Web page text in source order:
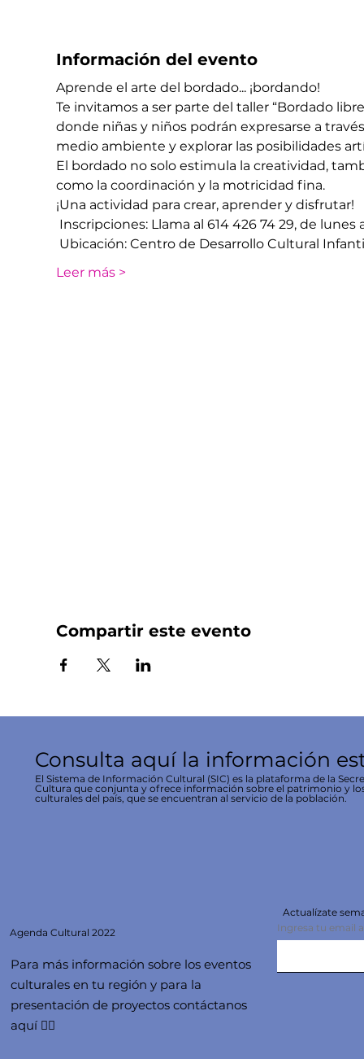
Información del evento
Aprende el arte del bordado... ¡bordando!
Te invitamos a ser parte del taller “Bordado
donde niñas y niños podrán expresarse a
medio ambiente y explorar las posibilidades
El bordado no solo estimula la creatividad,
como la coordinación y la motricidad fina.
¡Una actividad para crear, aprender y disfrutar!
Inscripciones: Llama al 614 426 74 29, de lunes
Ubicación: Centro de Desarrollo Cultural Infantil
Leer más >
Compartir este evento
Consulta aquí la información
El Sistema de Información Cultural (SIC) es la plataforma de la
Cultura que conjunta y ofrece información sobre el patrimonio y
culturales del país, que se encuentran al servicio de la población.
Agenda Cultural 2022
Para más información sobre los eventos
culturales en tu región y para la
presentación de proyectos contáctanos
aquí 👇🏻
Actualízate
Ingresa tu email